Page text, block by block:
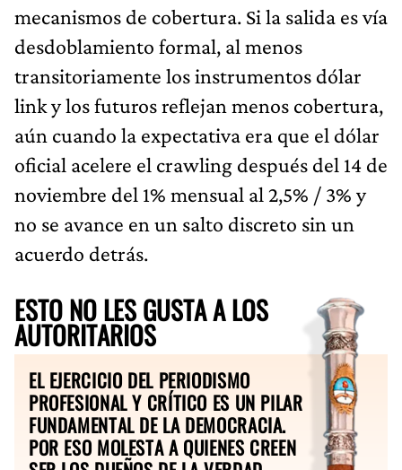
mecanismos de cobertura. Si la salida es vía
desdoblamiento formal, al menos
transitoriamente los instrumentos dólar
link y los futuros reflejan menos cobertura,
aún cuando la expectativa era que el dólar
oficial acelere el crawling después del 14 de
noviembre del 1% mensual al 2,5% / 3% y
no se avance en un salto discreto sin un
acuerdo detrás.
ESTO NO LES GUSTA A LOS
AUTORITARIOS
EL EJERCICIO DEL PERIODISMO
PROFESIONAL Y CRÍTICO ES UN PILAR
FUNDAMENTAL DE LA DEMOCRACIA.
POR ESO MOLESTA A QUIENES CREEN